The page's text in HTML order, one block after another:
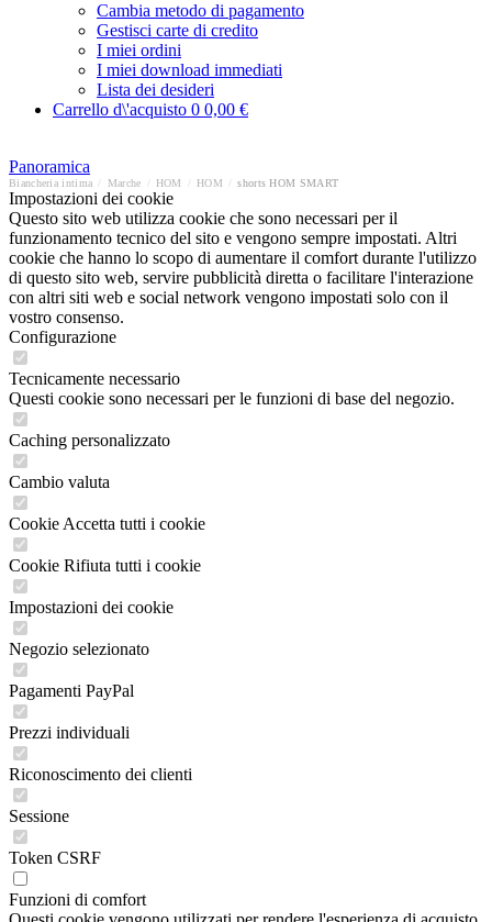
Cambia metodo di pagamento
Gestisci carte di credito
I miei ordini
I miei download immediati
Lista dei desideri
Carrello d\'acquisto 0 0,00 €
Panoramica
Biancheria intima Marche HOM HOM shorts HOM SMART
Impostazioni dei cookie
Questo sito web utilizza cookie che sono necessari per il
funzionamento tecnico del sito e vengono sempre impostati. Altri
cookie che hanno lo scopo di aumentare il comfort durante l'utilizzo
di questo sito web, servire pubblicità diretta o facilitare l'interazione
con altri siti web e social network vengono impostati solo con il
vostro consenso.
Configurazione
Tecnicamente necessario
Questi cookie sono necessari per le funzioni di base del negozio.
Caching personalizzato
Cambio valuta
Cookie Accetta tutti i cookie
Cookie Rifiuta tutti i cookie
Impostazioni dei cookie
Negozio selezionato
Pagamenti PayPal
Prezzi individuali
Riconoscimento dei clienti
Sessione
Token CSRF
Funzioni di comfort